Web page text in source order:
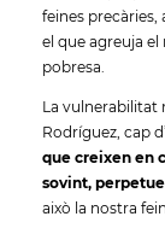
feines precàries,
el que agreuja
pobresa.
La vulnerabilitat
Rodríguez, cap
que creixen en
sovint,
això la nostra